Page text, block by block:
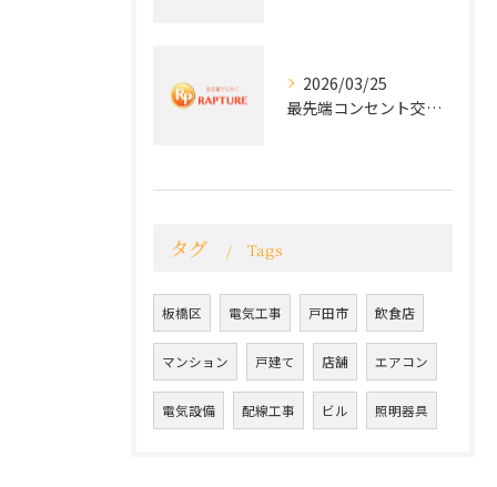
2026/03/25
最先端コンセント交換で実現する安全と快適な住環境
タグ Tags
板橋区 電気工事 戸田市 飲食店
マンション 戸建て 店舗 エアコン
電気設備 配線工事 ビル 照明器具